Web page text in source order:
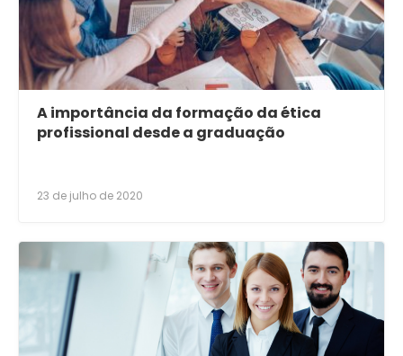
A importância da formação da ética
profissional desde a graduação
23 de julho de 2020